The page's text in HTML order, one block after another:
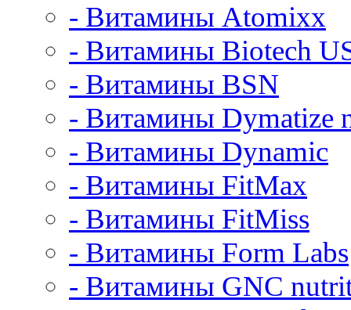
- Витамины Atomixx
- Витамины Biotech
- Витамины BSN
- Витамины Dymatize
- Витамины Dynamic
- Витамины FitMax
- Витамины FitMiss
- Витамины Form Labs
- Витамины GNC